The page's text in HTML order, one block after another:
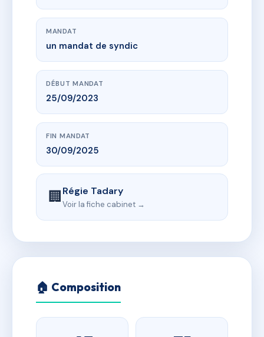
MANDAT
un mandat de syndic
DÉBUT MANDAT
25/09/2023
FIN MANDAT
30/09/2025
🏢Régie Tadary
Voir la fiche cabinet →
🏠 Composition